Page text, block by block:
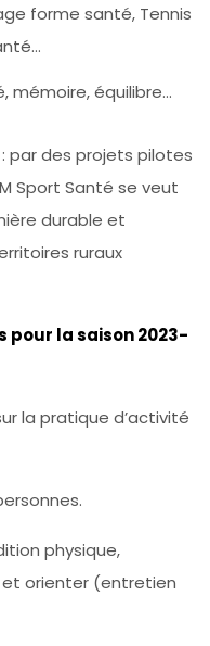
forme santé, Tennis
mémoire, équilibre…
: par des projets pilotes
Sport Santé se veut
durable et
ruraux
la saison 2023-
la pratique d’activité
physique,
orienter (entretien